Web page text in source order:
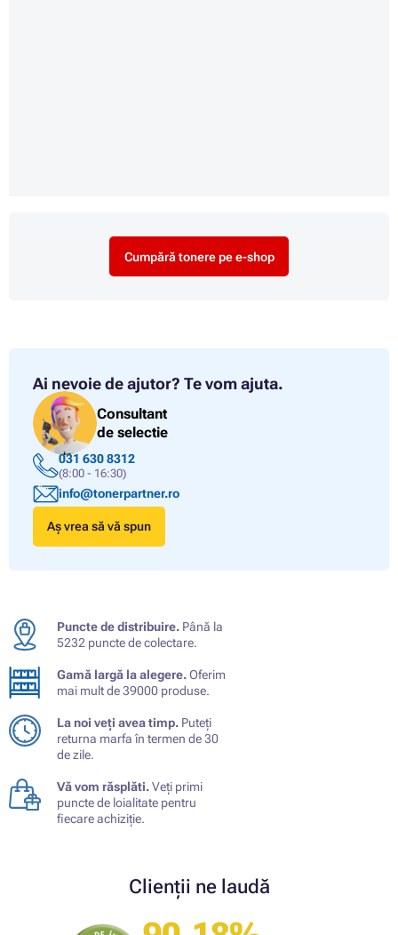
Cumpără tonere pe e-shop
Ai nevoie de ajutor? Te vom ajuta.
Consultant
de selectie
031 630 8312
(8:00 - 16:30)
info@tonerpartner.ro
Aș vrea să vă spun
Puncte de distribuire. Până la
5232 puncte de colectare.
Gamă largă la alegere.Oferim
mai mult de 39000 produse.
La noi veți avea timp. Puteți
returna marfa în termen de 30
de zile.
Vă vom răsplăti.Veți primi
puncte de loialitate pentru
fiecare achiziție.
Clienții ne laudă